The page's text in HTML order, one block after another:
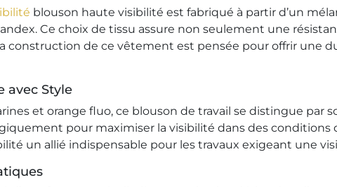
blouson haute visibilité est fabriqué à partir d’un
Ce choix de tissu assure non seulement une
construction de ce vêtement est pensée pour offrir une
avec Style
et orange fluo, ce blouson de travail se distingue par
pour maximiser la visibilité dans des conditions
un allié indispensable pour les travaux exigeant une